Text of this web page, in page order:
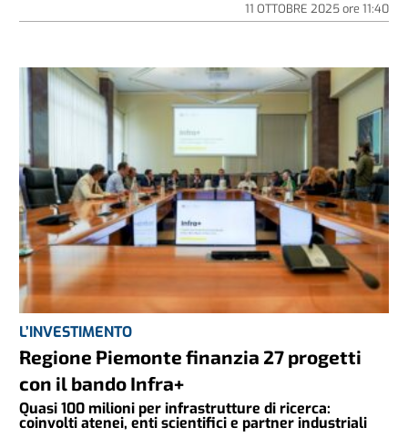
11 OTTOBRE 2025ore 11:40
L’INVESTIMENTO
Regione Piemonte finanzia 27 progetti
con il bando Infra+
Quasi 100 milioni per infrastrutture di ricerca:
coinvolti atenei, enti scientifici e partner industriali